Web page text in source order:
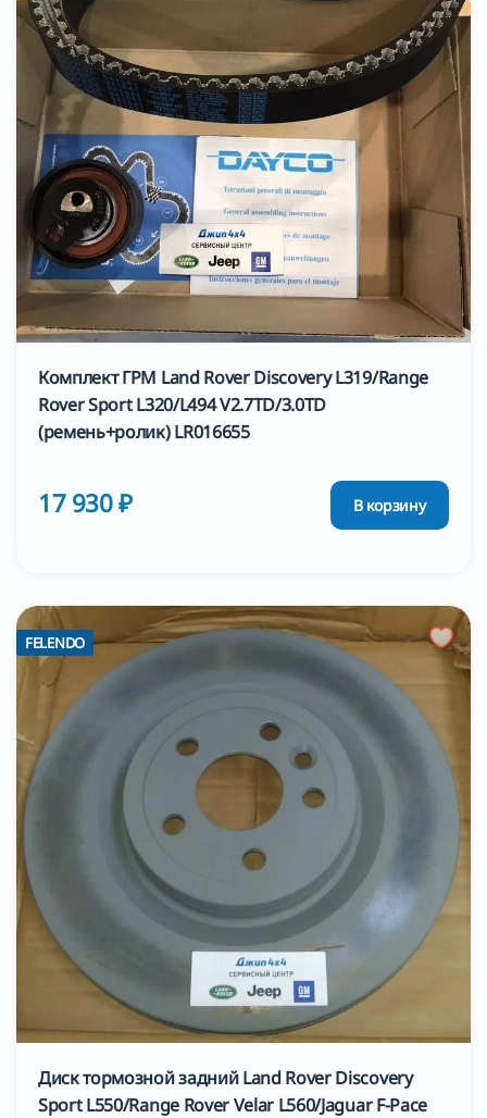
Комплект ГРМ Land Rover Discovery L319/Range
Rover Sport L320/L494 V2.7TD/3.0TD
(ремень+ролик) LR016655
17 930 ₽ В корзину
FELENDO
Диск тормозной задний Land Rover Discovery
Sport L550/Range Rover Velar L560/Jaguar F-Pace